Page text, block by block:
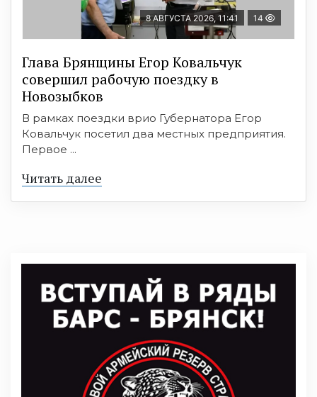
8 АВГУСТА 2026, 11:41 14
Глава Брянщины Егор Ковальчук
совершил рабочую поездку в
Новозыбков
В рамках поездки врио Губернатора Егор
Ковальчук посетил два местных предприятия.
Первое ...
Читать далее